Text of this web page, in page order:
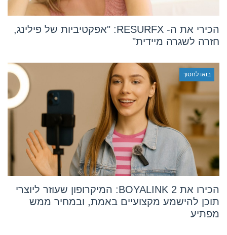
הכירי את ה- RESURFX: "אפקטיביות של פילינג,
חזרה לשגרה מיידית"
בואו לחסוך
הכירו את BOYALINK 2: המיקרופון שעוזר ליוצרי
תוכן להישמע מקצועיים באמת, ובמחיר ממש
מפתיע